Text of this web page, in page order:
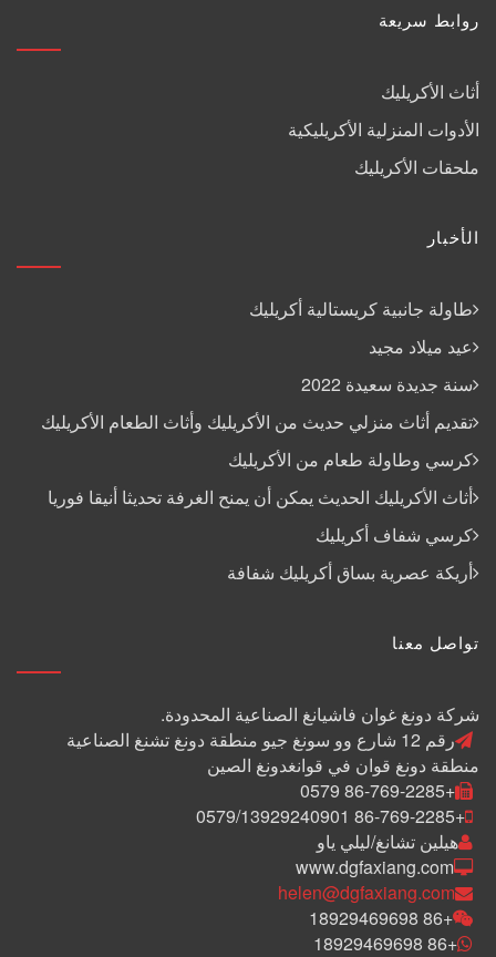
روابط سريعة
أثاث الأكريليك
الأدوات المنزلية الأكريليكية
ملحقات الأكريليك
الأخبار
طاولة جانبية كريستالية أكريليك
عيد ميلاد مجيد
سنة جديدة سعيدة 2022
تقديم أثاث منزلي حديث من الأكريليك وأثاث الطعام الأكريليك
كرسي وطاولة طعام من الأكريليك
أثاث الأكريليك الحديث يمكن أن يمنح الغرفة تحديثا أنيقا فوريا
كرسي شفاف أكريليك
أريكة عصرية بساق أكريليك شفافة
تواصل معنا
شركة دونغ غوان فاشيانغ الصناعية المحدودة.
رقم 12 شارع وو سونغ جيو منطقة دونغ تشنغ الصناعية
منطقة دونغ قوان في قوانغدونغ الصين
+86-769-2285 0579
+86-769-2285 0579/13929240901
هيلين تشانغ/ليلي ياو
www.dgfaxiang.com
helen@dgfaxiang.com
+86 18929469698
+86 18929469698